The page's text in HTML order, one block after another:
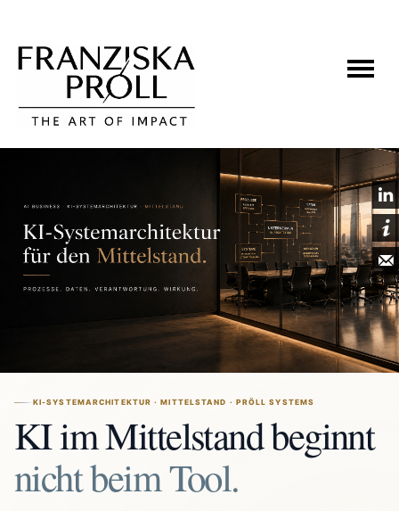
KI-SYSTEMARCHITEKTUR · MITTELSTAND · PRÖLL SYSTEMS
KI im Mittelstand beginnt
nicht beim Tool.


